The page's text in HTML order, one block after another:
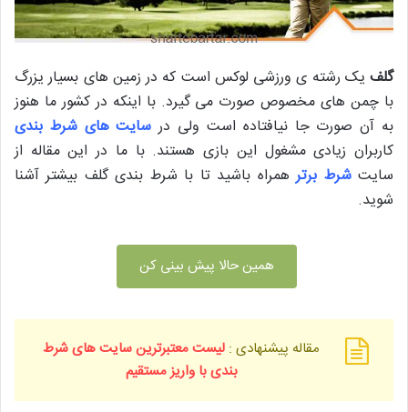
گلف یک رشته ی ورزشی لوکس است که در زمین های بسیار یزرگ
با چمن های مخصوص صورت می گیرد.با اینکه در کشور ما هنوز
به آن صورت جا نیافتاده است ولی در سایت های شرط بندی
کاربران زیادی مشغول این بازی هستند. با ما در این مقاله از
سایتشرط برترهمراه باشید تا با شرط بندی گلف بیشتر آشنا
شوید.
همین حالا پیش بینی کن
مقاله پیشنهادی : لیست معتبرترین سایت های شرط
بندی با واریز مستقیم